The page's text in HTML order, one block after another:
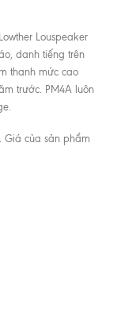
Louspeaker
danh tiếng trên
thanh mức cao
trước. PM4A luôn
Giá của sản phẩm